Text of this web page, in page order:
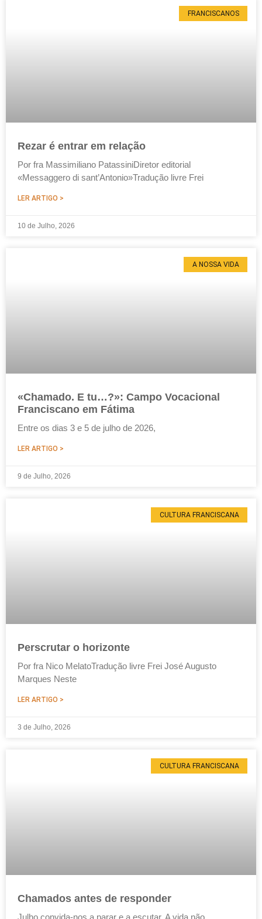
FRANCISCANOS
Rezar é entrar em relação
Por fra Massimiliano PatassiniDiretor editorial
«Messaggero di sant’Antonio»Tradução livre Frei
LER ARTIGO >
10 de Julho, 2026
A NOSSA VIDA
«Chamado. E tu…?»: Campo Vocacional
Franciscano em Fátima
Entre os dias 3 e 5 de julho de 2026,
LER ARTIGO >
9 de Julho, 2026
CULTURA FRANCISCANA
Perscrutar o horizonte
Por fra Nico MelatoTradução livre Frei José Augusto
Marques Neste
LER ARTIGO >
3 de Julho, 2026
CULTURA FRANCISCANA
Chamados antes de responder
Julho convida-nos a parar e a escutar. A vida não